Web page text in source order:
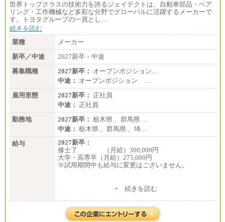
世界トップクラスの技術力を誇るジェイテクトは、自動車部品・ベア
リング・工作機械など多彩な分野でグローバルに活躍するメーカーで
す。トヨタグループの一員とし…
続きを読む
業種
メーカー
新卒／中途
2027新卒・中途
募集職種
2027新卒： オープンポジション…
中途： オープンポジション …
雇用形態
2027新卒： 正社員
中途： 正社員
勤務地
2027新卒： 栃木県 、群馬県 …
中途： 栃木県 、群馬県 、埼…
給与
2027新卒：
修士了 （月給）300,000円
大学・高専卒（月給）275,000円
※試用期間中も給与に変更はございません。
大学・高専卒（月給）275,000円
※試用期間中も給与に変更はございません。
+ 続きを読む